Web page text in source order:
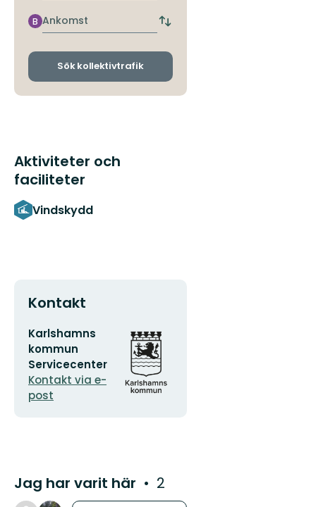
hållplats
Ankomst
B
Byt
och
Sök kollektivtrafik
Aktiviteter och
faciliteter
Vindskydd
Kontakt
E-
postadress
Karlshamns
kommun
Servicecenter
Kontakt via e-
post
Organisationens
logotyp
Jag har varit här 2